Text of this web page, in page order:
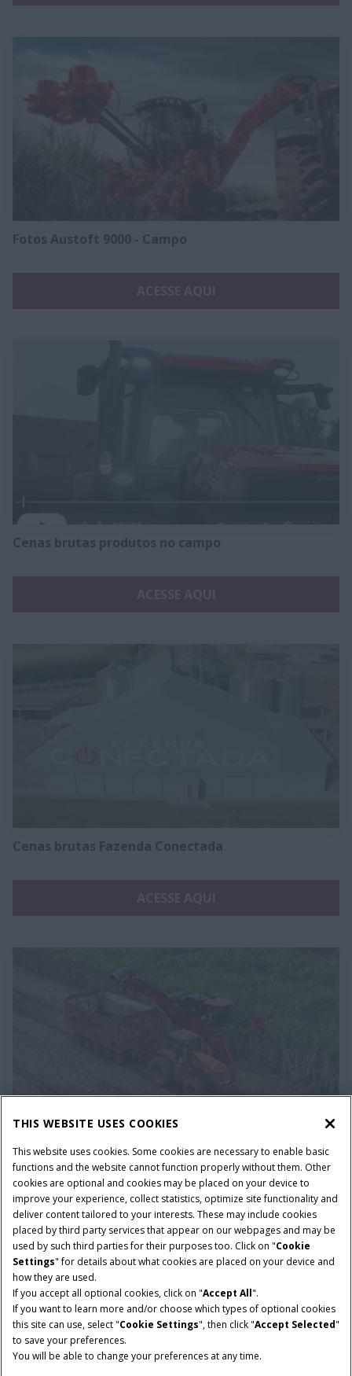
Fotos Austoft 9000 - Campo
Cenas brutas produtos no campo
Cenas brutas Fazenda Conectada
Cenas brutas Colhedora a Etanol
ACESSE AQUI
THIS WEBSITE USES COOKIES
This website uses cookies. Some cookies are necessary to enable basic
functions and the website cannot function properly without them. Other
cookies are optional and cookies may be placed on your device to
improve your experience, collect statistics, optimize site functionality and
deliver content tailored to your interests. These may include cookies
placed by third party services that appear on our webpages and may be
used by such third parties for their purposes too. Click on "Cookie
Settings" for details about what cookies are placed on your device and
how they are used.
If you accept all optional cookies, click on "Accept All".
If you want to learn more and/or choose which types of optional cookies
this site can use, select "Cookie Settings", then click "Accept Selected"
to save your preferences.
You will be able to change your preferences at any time.